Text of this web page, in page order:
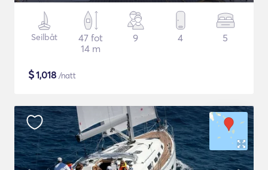
Seilbåt
47 fot
14 m
9 4 5
$1,018 /natt